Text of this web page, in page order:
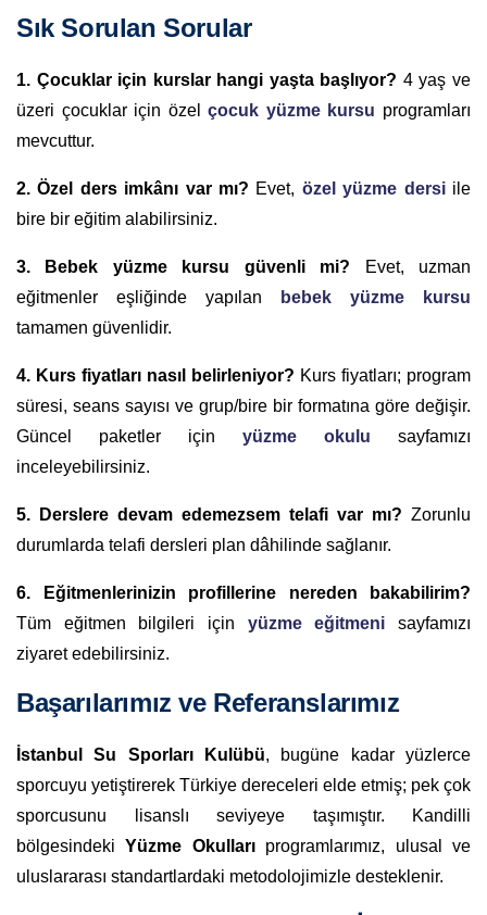
Sık Sorulan Sorular
1. Çocuklar için kurslar hangi yaşta başlıyor? 4 yaş ve
üzeri çocuklar için özelçocuk yüzme kursu programları
mevcuttur.
2. Özel ders imkânı var mı? Evet, özel yüzme dersiile
bire bir eğitim alabilirsiniz.
3. Bebek yüzme kursu güvenli mi? Evet, uzman
eğitmenler eşliğinde yapılan
bebek yüzme kursu
tamamen güvenlidir.
4. Kurs fiyatları nasıl belirleniyor? Kurs fiyatları; program
süresi, seans sayısı ve grup/bire bir formatına göre değişir.
Güncel paketler için yüzme okulu sayfamızı
inceleyebilirsiniz.
5. Derslere devam edemezsem telafi var mı? Zorunlu
durumlarda telafi dersleri plan dâhilinde sağlanır.
6. Eğitmenlerinizin profillerine nereden bakabilirim?
Tüm eğitmen bilgileri için yüzme eğitmeni sayfamızı
ziyaret edebilirsiniz.
Başarılarımız ve Referanslarımız
İstanbul Su Sporları Kulübü, bugüne kadar yüzlerce
sporcuyu yetiştirerek Türkiye dereceleri elde etmiş; pek çok
sporcusunu lisanslı seviyeye taşımıştır. Kandilli
bölgesindekiYüzme Okullarıprogramlarımız, ulusal ve
uluslararası standartlardaki metodolojimizle desteklenir.